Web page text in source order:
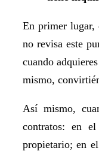
En primer lugar,
no revisa este
cuando
mismo,
Así mismo,
contratos: en
propietario; en